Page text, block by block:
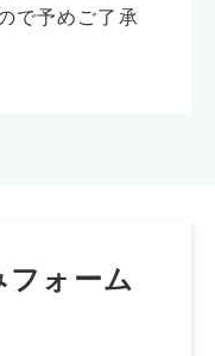
で予めご了承
ォーム